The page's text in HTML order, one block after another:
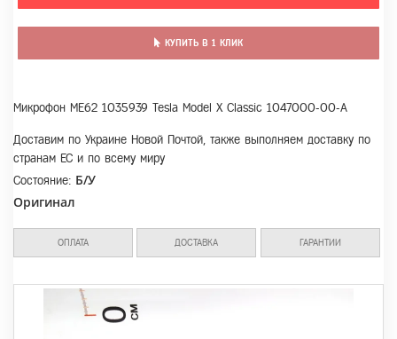
КУПИТЬ В 1 КЛИК
Микрофон МЕ62 1035939 Tesla Model X Classic 1047000-00-A
Доставим по Украине Новой Почтой, также выполняем доставку по
странам ЕС и по всему миру
Состояние: Б/У
Оригинал
ОПЛАТА ДОСТАВКА ГАРАНТИИ